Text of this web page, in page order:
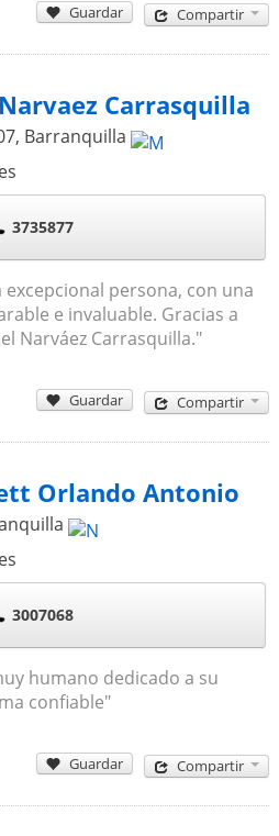
Guardar Compartir
Carrasquilla
, Barranquilla
3735877
excepcional persona, con una
e invaluable. Gracias a
Narváez Carrasquilla."
Guardar Compartir
Orlando Antonio
3007068
humano dedicado a su
confiable"
Guardar Compartir